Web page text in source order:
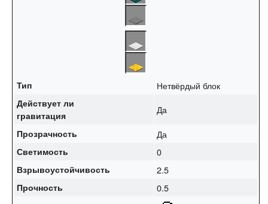
Тип Нетвёрдый блок
Действует ли
гравитация
Да
Прозрачность Да
Светимость 0
Взрывоустойчивость 2.5
Прочность 0.5